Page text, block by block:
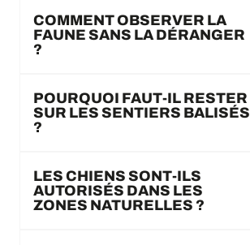
COMMENT OBSERVER LA
FAUNE SANS LA DÉRANGER
?
POURQUOI FAUT-IL RESTER
SUR LES SENTIERS BALISÉS
?
LES CHIENS SONT-ILS
AUTORISÉS DANS LES
ZONES NATURELLES ?